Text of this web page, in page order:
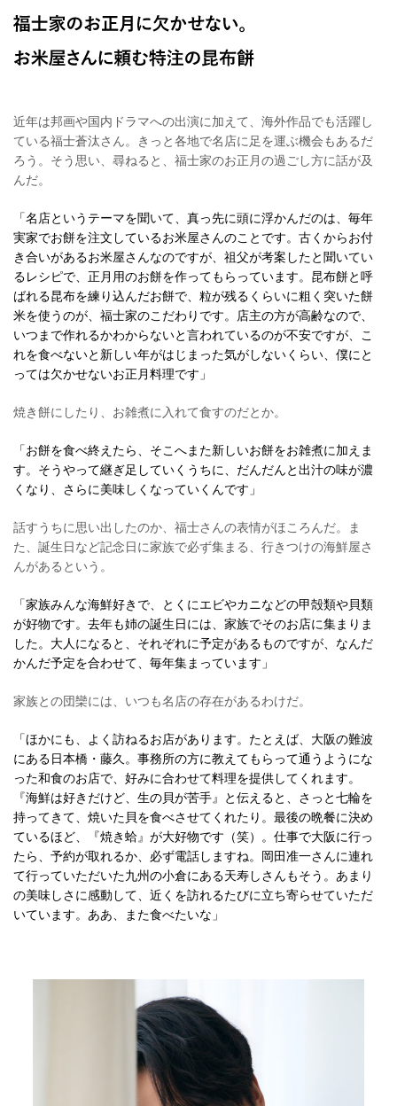
近年は邦画や国内ドラマへの出演に加えて、海外作品でも活躍し
ている福士蒼汰さん。きっと各地で名店に足を運ぶ機会もあるだ
ろう。そう思い、尋ねると、福士家のお正月の過ごし方に話が及
んだ。
「名店というテーマを聞いて、真っ先に頭に浮かんだのは、毎年
実家でお餅を注文しているお米屋さんのことです。古くからお付
き合いがあるお米屋さんなのですが、祖父が考案したと聞いてい
るレシピで、正月用のお餅を作ってもらっています。昆布餅と呼
ばれる昆布を練り込んだお餅で、粒が残るくらいに粗く突いた餅
米を使うのが、福士家のこだわりです。店主の方が高齢なので、
いつまで作れるかわからないと言われているのが不安ですが、こ
れを食べないと新しい年がはじまった気がしないくらい、僕にと
っては欠かせないお正月料理です」
焼き餅にしたり、お雑煮に入れて食すのだとか。
「お餅を食べ終えたら、そこへまた新しいお餅をお雑煮に加えま
す。そうやって継ぎ足していくうちに、だんだんと出汁の味が濃
くなり、さらに美味しくなっていくんです」
話すうちに思い出したのか、福士さんの表情がほころんだ。ま
た、誕生日など記念日に家族で必ず集まる、行きつけの海鮮屋さ
んがあるという。
「家族みんな海鮮好きで、とくにエビやカニなどの甲殻類や貝類
が好物です。去年も姉の誕生日には、家族でそのお店に集まりま
した。大人になると、それぞれに予定があるものですが、なんだ
かんだ予定を合わせて、毎年集まっています」
家族との団欒には、いつも名店の存在があるわけだ。
「ほかにも、よく訪ねるお店があります。たとえば、大阪の難波
にある日本橋・藤久。事務所の方に教えてもらって通うようにな
った和食のお店で、好みに合わせて料理を提供してくれます。
『海鮮は好きだけど、生の貝が苦手』と伝えると、さっと七輪を
持ってきて、焼いた貝を食べさせてくれたり。最後の晩餐に決め
ているほど、『焼き蛤』が大好物です（笑）。仕事で大阪に行っ
たら、予約が取れるか、必ず電話しますね。岡田准一さんに連れ
て行っていただいた九州の小倉にある天寿しさんもそう。あまり
の美味しさに感動して、近くを訪れるたびに立ち寄らせていただ
いています。ああ、また食べたいな」